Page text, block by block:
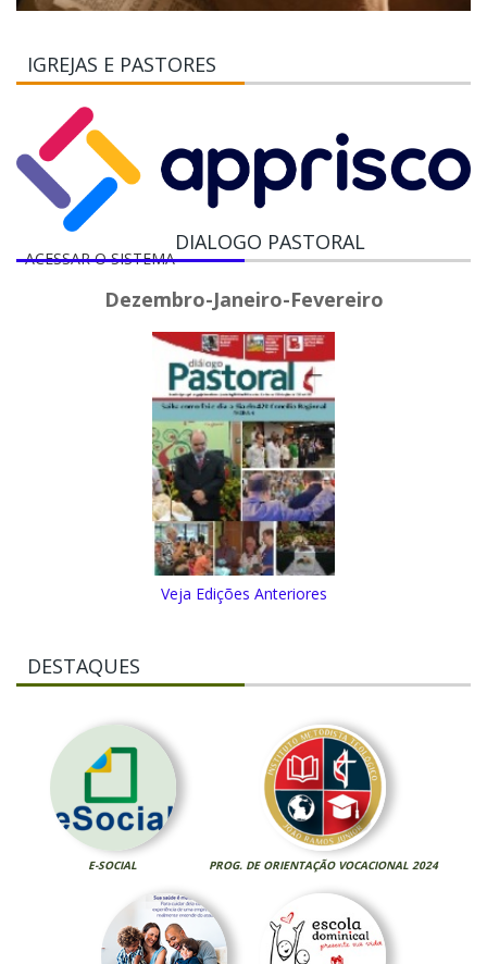
IGREJAS E PASTORES
ACESSAR O SISTEMA
DIALOGO PASTORAL
Dezembro-Janeiro-Fevereiro
Veja Edições Anteriores
DESTAQUES
E-SOCIAL PROG. DE ORIENTAÇÃO VOCACIONAL 2024